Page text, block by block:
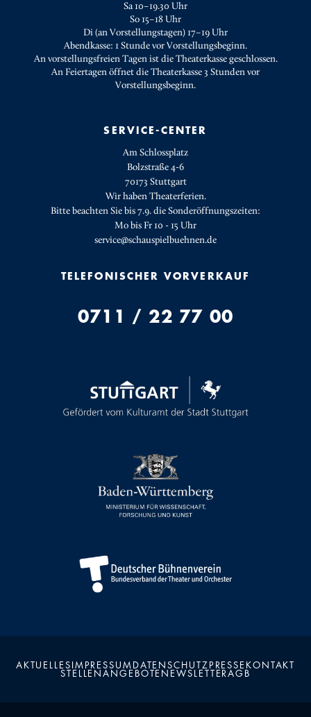
Sa 10–19.30 Uhr
So 15–18 Uhr
Di (an Vorstellungstagen) 17–19 Uhr
Abendkasse: 1 Stunde vor Vorstellungsbeginn.
An vorstellungsfreien Tagen ist die Theaterkasse geschlossen.
An Feiertagen öffnet die Theaterkasse 3 Stunden vor
Vorstellungsbeginn.
SERVICE-CENTER
Am Schlossplatz
Bolzstraße 4-6
70173 Stuttgart
Wir haben Theaterferien.
Bitte beachten Sie bis 7.9. die Sonderöffnungszeiten:
Mo bis Fr 10 - 15 Uhr
service@schauspielbuehnen.de
TELEFONISCHER VORVERKAUF
0711 / 22 77 00
AKTUELLESIMPRESSUMDATENSCHUTZPRESSE KONTAKT
STELLENANGEBOTE NEWSLETTERAGB